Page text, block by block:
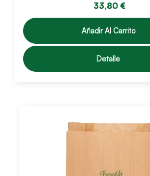
33,80 €
Añadir Al Carrito
Detalle